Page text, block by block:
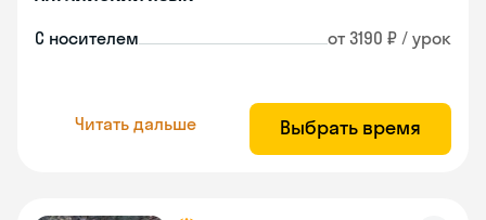
С носителем от 3190 ₽ / урок
Читать дальше Выбрать время